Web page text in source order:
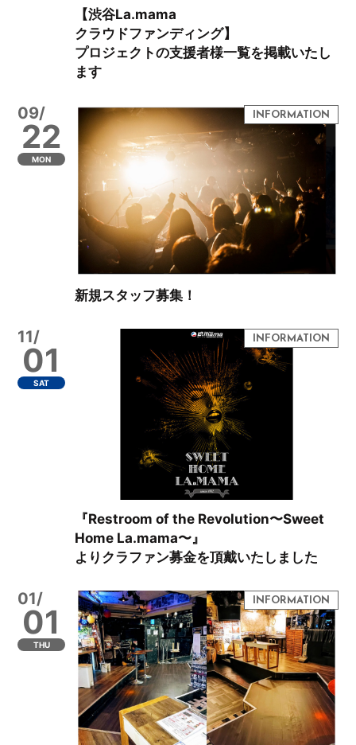
【渋谷La.mama
クラウドファンディング】
プロジェクトの支援者様一覧を掲載いたし
ます
09/
22
MON
新規スタッフ募集！
11/
01
SAT
『Restroom of the Revolution〜Sweet
Home La.mama〜』
よりクラファン募金を頂戴いたしました
01/
01
THU